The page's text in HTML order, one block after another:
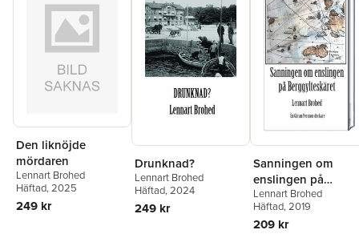
Den liknöjde
mördaren
Lennart Brohed
Häftad, 2025
249 kr
Drunknad?
Lennart Brohed
Häftad, 2024
249 kr
Sanningen om
enslingen på
Berggylteskäret
Lennart Brohed
Häftad, 2019
209 kr